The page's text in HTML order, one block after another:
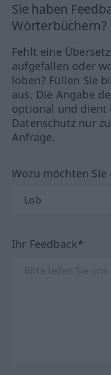
Sie haben
Wörterbüchern?
Fehlt eine
aufgefallen oder
loben? Füllen Sie
aus. Die Angabe
optional und dient
Datenschutz nur
Anfrage.
Wozu möchten
Ihr Feedback*